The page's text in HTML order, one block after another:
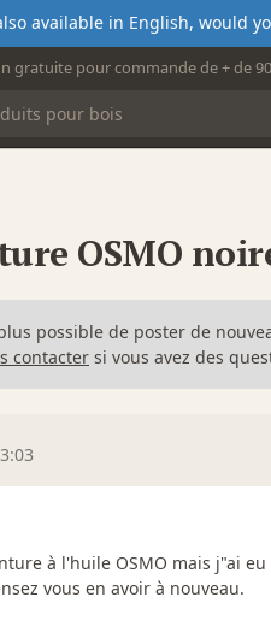
available in English, would
gratuite pour commande de + de 90
OSMO
possible de poster de
contacter si vous avez des
à l'huile OSMO mais j"ai
vous en avoir à nouveau.